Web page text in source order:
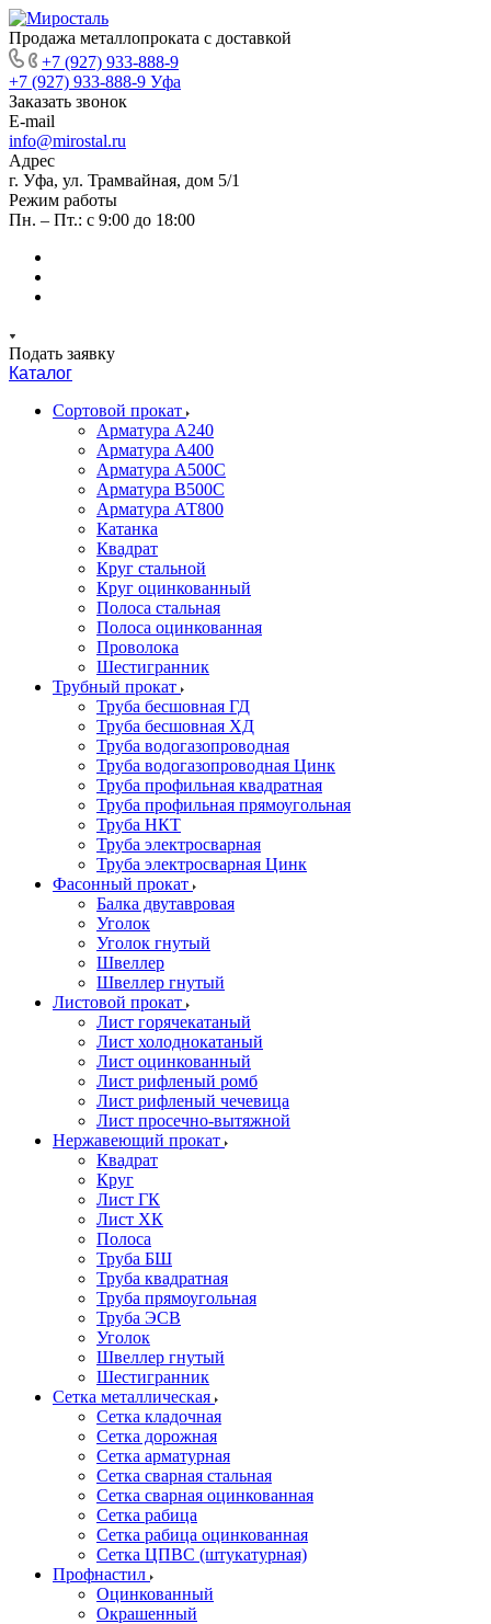
Продажа металлопроката с доставкой
+7 (927) 933-888-9
+7 (927) 933-888-9 Уфа
Заказать звонок
E-mail
info@mirostal.ru
Адрес
г. Уфа, ул. Трамвайная, дом 5/1
Режим работы
Пн. – Пт.: с 9:00 до 18:00
Подать заявку
Каталог
Сортовой прокат
Арматура А240
Арматура А400
Арматура А500C
Арматура В500С
Арматура АТ800
Катанка
Квадрат
Круг стальной
Круг оцинкованный
Полоса стальная
Полоса оцинкованная
Проволока
Шестигранник
Трубный прокат
Труба бесшовная ГД
Труба бесшовная ХД
Труба водогазопроводная
Труба водогазопроводная Цинк
Труба профильная квадратная
Труба профильная прямоугольная
Труба НКТ
Труба электросварная
Труба электросварная Цинк
Фасонный прокат
Балка двутавровая
Уголок
Уголок гнутый
Швеллер
Швеллер гнутый
Листовой прокат
Лист горячекатаный
Лист холоднокатаный
Лист оцинкованный
Лист рифленый ромб
Лист рифленый чечевица
Лист просечно-вытяжной
Нержавеющий прокат
Квадрат
Круг
Лист ГК
Лист ХК
Полоса
Труба БШ
Труба квадратная
Труба прямоугольная
Труба ЭСВ
Уголок
Швеллер гнутый
Шестигранник
Сетка металлическая
Сетка кладочная
Сетка дорожная
Сетка арматурная
Сетка сварная стальная
Сетка сварная оцинкованная
Сетка рабица
Сетка рабица оцинкованная
Сетка ЦПВС (штукатурная)
Профнастил
Оцинкованный
Окрашенный